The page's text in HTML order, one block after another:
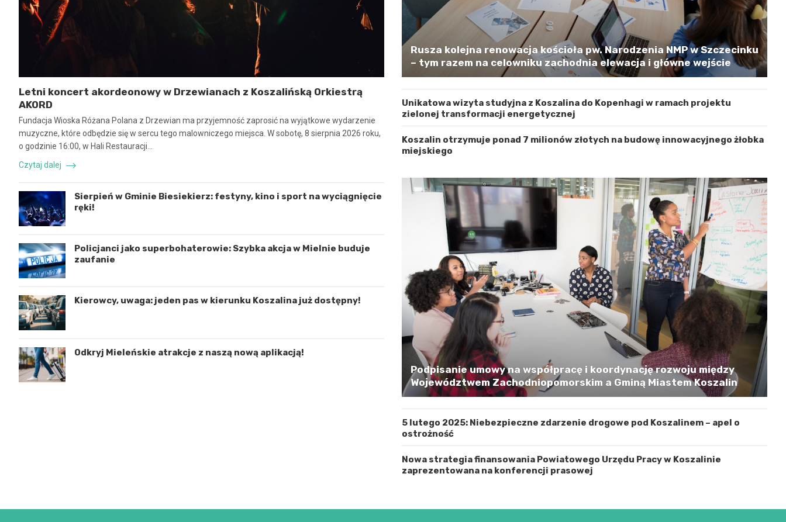
Letni koncert akordeonowy w Drzewianach z Koszalińską Orkiestrą
AKORD
Fundacja Wioska Różana Polana z Drzewian ma przyjemność zaprosić na wyjątkowe wydarzenie
muzyczne, które odbędzie się w sercu tego malowniczego miejsca. W sobotę, 8 sierpnia 2026 roku,
o godzinie 16:00, w Hali Restauracji…
Czytaj dalej
Sierpień w Gminie Biesiekierz: festyny, kino i sport na wyciągnięcie
ręki!
Policjanci jako superbohaterowie: Szybka akcja w Mielnie buduje
zaufanie
Kierowcy, uwaga: jeden pas w kierunku Koszalina już dostępny!
Odkryj Mieleńskie atrakcje z naszą nową aplikacją!
Rusza kolejna renowacja kościoła pw. Narodzenia NMP w Szczecinku
– tym razem na celowniku zachodnia elewacja i główne wejście
Unikatowa wizyta studyjna z Koszalina do Kopenhagi w ramach projektu
zielonej transformacji energetycznej
Koszalin otrzymuje ponad 7 milionów złotych na budowę innowacyjnego żłobka
miejskiego
Podpisanie umowy na współpracę i koordynację rozwoju między
Województwem Zachodniopomorskim a Gminą Miastem Koszalin
5 lutego 2025: Niebezpieczne zdarzenie drogowe pod Koszalinem – apel o
ostrożność
Nowa strategia finansowania Powiatowego Urzędu Pracy w Koszalinie
zaprezentowana na konferencji prasowej